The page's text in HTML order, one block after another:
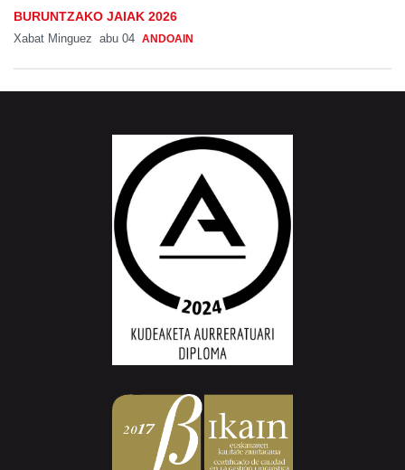
BURUNTZAKO JAIAK 2026
Xabat Minguez abu 04 ANDOAIN